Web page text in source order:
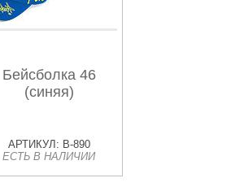
Бейсболка 46
(синяя)
АРТИКУЛ: B-890
ЕСТЬ В НАЛИЧИИ